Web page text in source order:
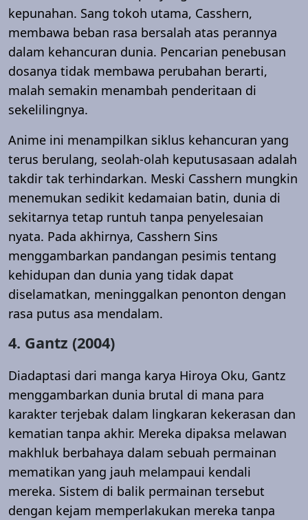
kepunahan. Sang tokoh utama, Casshern,
membawa beban rasa bersalah atas perannya
dalam kehancuran dunia. Pencarian penebusan
dosanya tidak membawa perubahan berarti,
malah semakin menambah penderitaan di
sekelilingnya.
Anime ini menampilkan siklus kehancuran yang
terus berulang, seolah-olah keputusasaan adalah
takdir tak terhindarkan. Meski Casshern mungkin
menemukan sedikit kedamaian batin, dunia di
sekitarnya tetap runtuh tanpa penyelesaian
nyata. Pada akhirnya, Casshern Sins
menggambarkan pandangan pesimis tentang
kehidupan dan dunia yang tidak dapat
diselamatkan, meninggalkan penonton dengan
rasa putus asa mendalam.
4. Gantz (2004)
Diadaptasi dari manga karya Hiroya Oku, Gantz
menggambarkan dunia brutal di mana para
karakter terjebak dalam lingkaran kekerasan dan
kematian tanpa akhir. Mereka dipaksa melawan
makhluk berbahaya dalam sebuah permainan
mematikan yang jauh melampaui kendali
mereka. Sistem di balik permainan tersebut
dengan kejam memperlakukan mereka tanpa